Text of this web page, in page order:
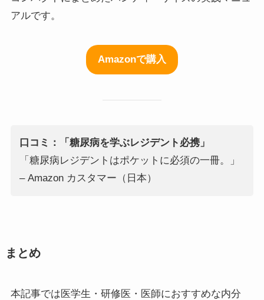
アルです。
Amazonで購入
口コミ：「糖尿病を学ぶレジデント必携」
「糖尿病レジデントはポケットに必須の一冊。」
– Amazon カスタマー（日本）
まとめ
本記事では医学生・研修医・医師におすすめな内分